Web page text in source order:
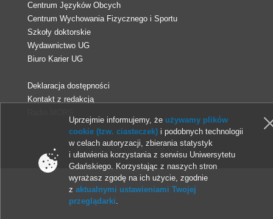
Centrum Języków Obcych
Centrum Wychowania Fizycznego i Sportu
Szkoły doktorskie
Wydawnictwo UG
Biuro Karier UG
Deklaracja dostępności
Kontakt z redakcją
© 2013-2026 Uniwersytet Gdański
Uprzejmie informujemy, że używamy plików
cookie (tzw. ciasteczek) i podobnych technologii
w celach autoryzacji, zbierania statystyk
i ułatwienia korzystania z serwisu Uniwersytetu
Gdańskiego. Korzystając z naszych stron
wyrażasz zgodę na ich użycie, zgodnie
zaktualnymi ustawieniami Twojej
przeglądarki.